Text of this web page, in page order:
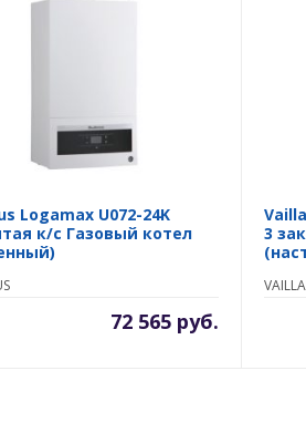
Logamax U072-24K
к/с Газовый котел
72 565 руб.
3